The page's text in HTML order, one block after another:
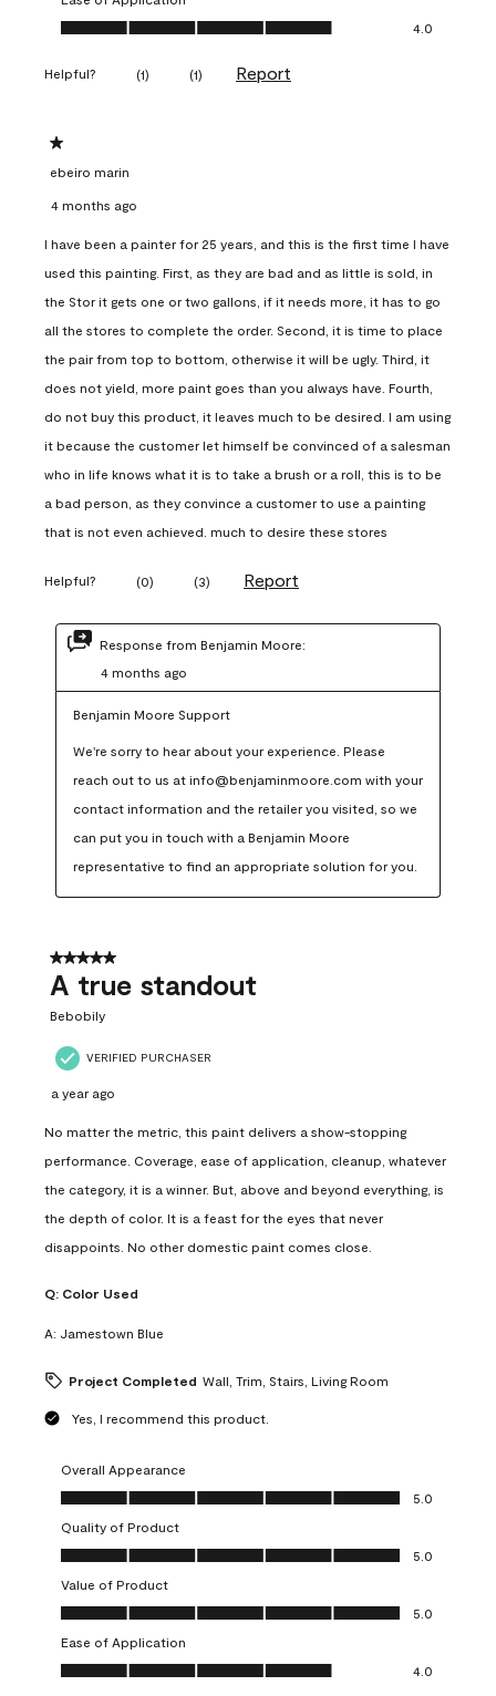
Ease of Application, 4.0 out of 5
4.0
Helpful? (1) (1) Report
1 out of 5 stars.
ebeiro marin
4 months ago
I have been a painter for 25 years, and this is the first time I have
used this painting. First, as they are bad and as little is sold, in
the Stor it gets one or two gallons, if it needs more, it has to go
all the stores to complete the order. Second, it is time to place
the pair from top to bottom, otherwise it will be ugly. Third, it
does not yield, more paint goes than you always have. Fourth,
do not buy this product, it leaves much to be desired. I am using
it because the customer let himself be convinced of a salesman
who in life knows what it is to take a brush or a roll, this is to be
a bad person, as they convince a customer to use a painting
that is not even achieved. much to desire these stores
Helpful? (0) (3) Report
Response from Benjamin Moore:
4 months ago
Benjamin Moore Support
We're sorry to hear about your experience. Please
reach out to us at info@benjaminmoore.com with your
contact information and the retailer you visited, so we
can put you in touch with a Benjamin Moore
representative to find an appropriate solution for you.
5 out of 5 stars.
A true standout
Bebobily
VERIFIED PURCHASER
a year ago
No matter the metric, this paint delivers a show-stopping
performance. Coverage, ease of application, cleanup, whatever
the category, it is a winner. But, above and beyond everything, is
the depth of color. It is a feast for the eyes that never
disappoints. No other domestic paint comes close.
Q: Color Used
A: Jamestown Blue
Project Completed Wall, Trim, Stairs, Living Room
Yes, I recommend this product.
Overall Appearance
Overall Appearance, 5.0 out of 5
5.0
Quality of Product
Quality of Product, 5.0 out of 5
5.0
Value of Product
Value of Product, 5.0 out of 5
5.0
Ease of Application
Ease of Application, 4.0 out of 5
4.0